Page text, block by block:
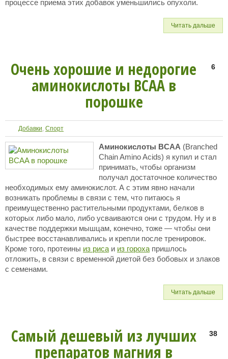
процессе приема этих добавок уменьшились опухоли.
Читать дальше
6
Очень хорошие и недорогие
аминокислоты BCAA в
порошке
Добавки, Спорт
Аминокислоты BCAA (Branched
Chain Amino Acids) я купил и стал
принимать, чтобы организм
получал достаточное количество
необходимых ему аминокислот. А с этим явно начали
возникать проблемы в связи с тем, что питаюсь я
преимущественно растительными продуктами, белков в
которых либо мало, либо усваиваются они с трудом. Ну и в
качестве поддержки мышцам, конечно, тоже — чтобы они
быстрее восстанавливались и крепли после тренировок.
Кроме того, протеины из риса и из гороха пришлось
отложить, в связи с временной диетой без бобовых и злаков
с семенами.
Читать дальше
38
Самый дешевый из лучших
препаратов магния в